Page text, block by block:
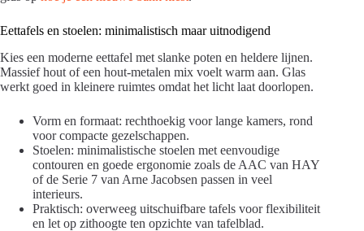
Eettafels en stoelen: minimalistisch maar uitnodigend
Kies een moderne eettafel met slanke poten en heldere lijnen.
Massief hout of een hout-metalen mix voelt warm aan. Glas
werkt goed in kleinere ruimtes omdat het licht laat doorlopen.
Vorm en formaat: rechthoekig voor lange kamers, rond
voor compacte gezelschappen.
Stoelen: minimalistische stoelen met eenvoudige
contouren en goede ergonomie zoals de AAC van HAY
of de Serie 7 van Arne Jacobsen passen in veel
interieurs.
Praktisch: overweeg uitschuifbare tafels voor flexibiliteit
en let op zithoogte ten opzichte van tafelblad.